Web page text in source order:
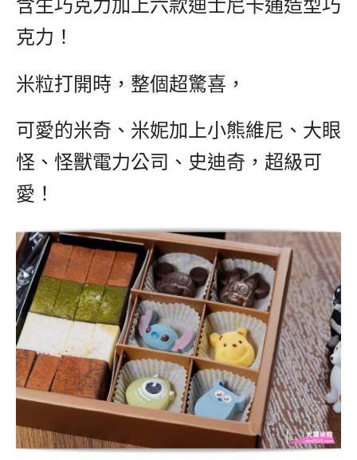
含生巧克力加上六款迪士尼卡通造型巧
克力！
米粒打開時，整個超驚喜，
可愛的米奇、米妮加上小熊維尼、大眼
怪、怪獸電力公司、史迪奇，超級可
愛！